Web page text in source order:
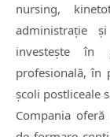
nursing,
administrație
investește în
profesională, în
școli postliceale
Compania